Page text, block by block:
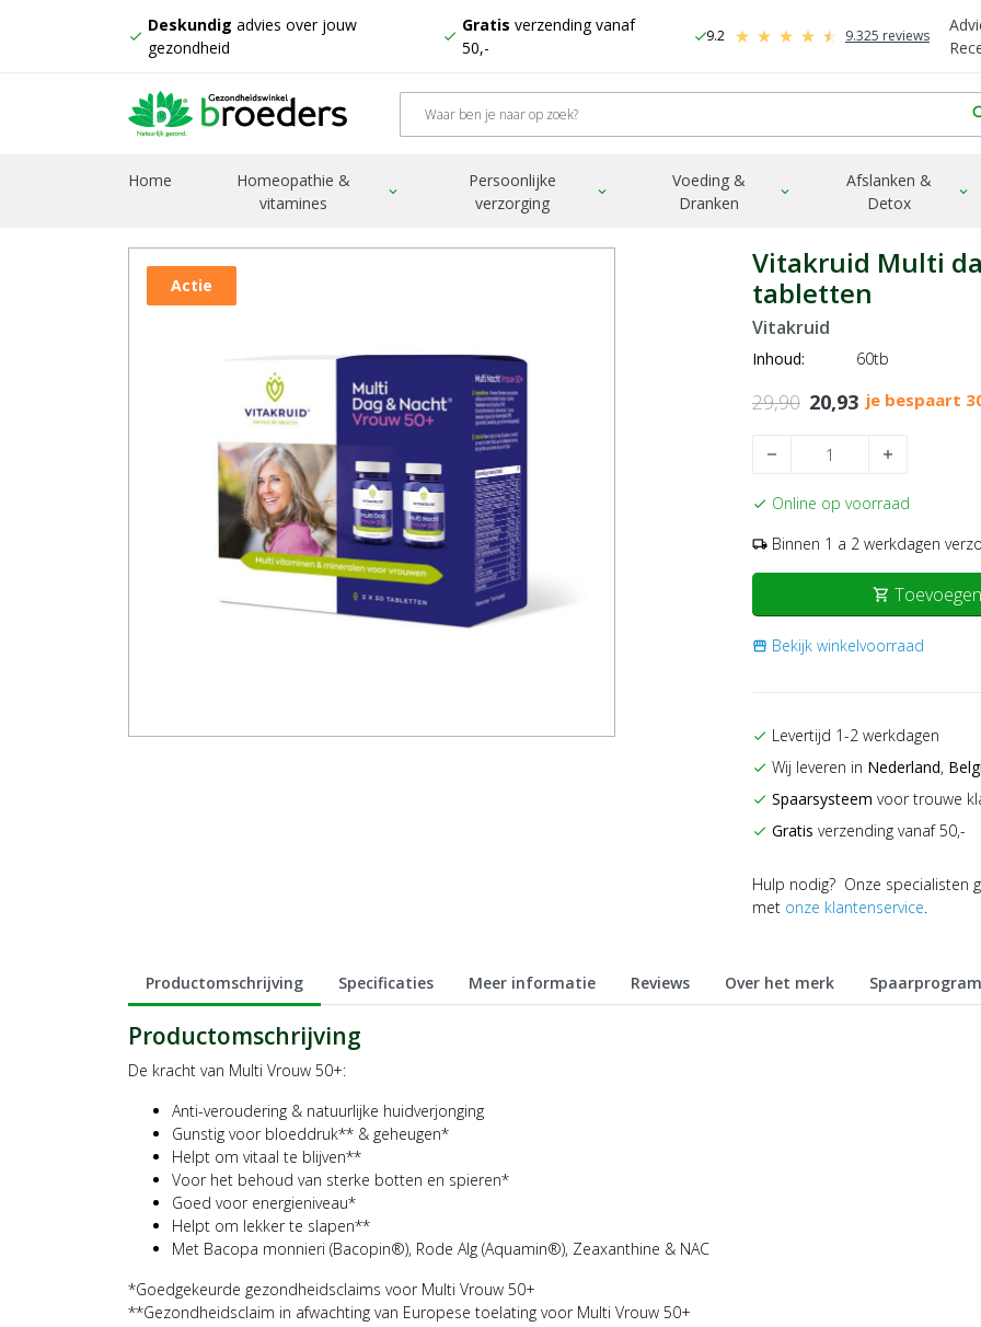
check
Deskundig advies over jouw
gezondheid
check
Gratis verzending vanaf
50,-
check9.2 9.325 reviews
Home
Homeopathie &
vitamines
expand_more
Persoonlijke
verzorging
expand_more
Voeding &
Dranken
expand_more
Afslanken &
Detox
expand_more
Home Producten Vitakruid Multi dag & nacht vrouw 50+ 2 x 30 tabletten
Actie
Vitakruid Multi
tabletten
Vitakruid
Inhoud: 60tb
29,90 20,93 je bespaart
remove add
check Online op voorraad
local_shipping Binnen 1 a 2 werkdagen
shopping_cart
storefront Bekijk winkelvoorraad
check Levertijd 1-2 werkdagen
check Wij leveren in Nederland,
check Spaarsysteem voor trouwe
check Gratis verzending vanaf 50,-
Hulp nodig? Onze specialisten
met onze klantenservice.
Productomschrijving Specificaties Meer informatie Reviews Over het merk
Productomschrijving
De kracht van Multi Vrouw 50+:
Anti-veroudering & natuurlijke huidverjonging
Gunstig voor bloeddruk** & geheugen*
Helpt om vitaal te blijven**
Voor het behoud van sterke botten en spieren*
Goed voor energieniveau*
Helpt om lekker te slapen**
Met Bacopa monnieri (Bacopin®), Rode Alg (Aquamin®), Zeaxanthine & NAC
*Goedgekeurde gezondheidsclaims voor Multi Vrouw 50+
**Gezondheidsclaim in afwachting van Europese toelating voor Multi Vrouw 50+